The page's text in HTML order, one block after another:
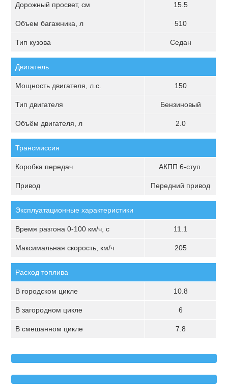
Дорожный просвет, см 15.5
Объем багажника, л 510
Тип кузова Седан
Двигатель
Мощность двигателя, л.с. 150
Тип двигателя Бензиновый
Объём двигателя, л 2.0
Трансмиссия
Коробка передач АКПП 6-ступ.
Привод Передний привод
Эксплуатационные характеристики
Время разгона 0-100 км/ч, с 11.1
Максимальная скорость, км/ч 205
Расход топлива
В городском цикле 10.8
В загородном цикле 6
В смешанном цикле 7.8